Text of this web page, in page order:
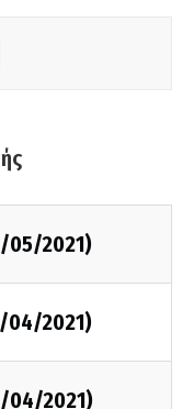
05/2021)
04/2021)
04/2021)